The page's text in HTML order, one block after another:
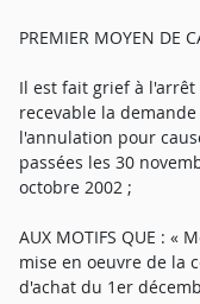
PREMIER MOYEN DE
Il est fait grief à l'arrêt
recevable la
l'annulation pour
passées les 30
octobre 2002 ;
AUX MOTIFS QUE :
mise en oeuvre de la
d'achat du 1er